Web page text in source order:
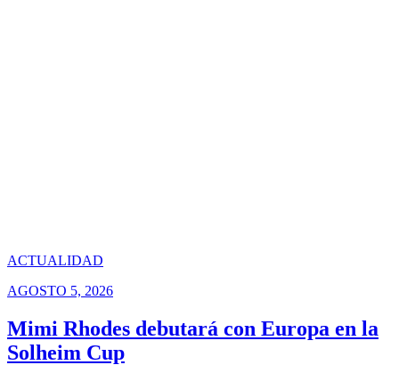
ACTUALIDAD
AGOSTO 5, 2026
Mimi Rhodes debutará con Europa en la
Solheim Cup